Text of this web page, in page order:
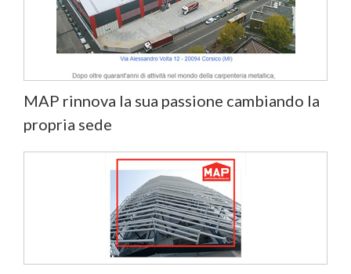
MAP rinnova la sua passione cambiando la
propria sede